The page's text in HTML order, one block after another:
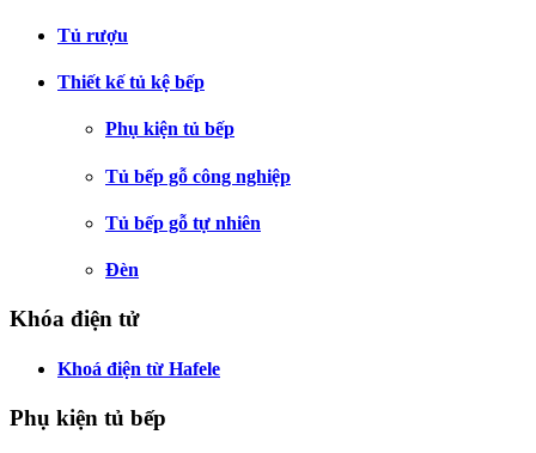
Tủ rượu
Thiết kế tủ kệ bếp
Phụ kiện tủ bếp
Tủ bếp gỗ công nghiệp
Tủ bếp gỗ tự nhiên
Đèn
Khóa điện tử
Khoá điện từ Hafele
Phụ kiện tủ bếp